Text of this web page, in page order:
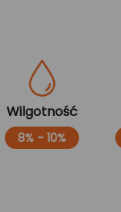
Wilgotność
8% - 10%